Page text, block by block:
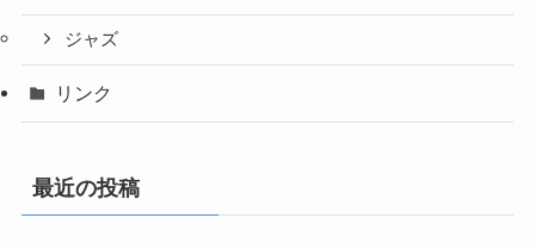
ジャズ
リンク
最近の投稿